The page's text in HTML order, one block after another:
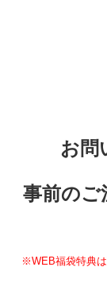
お問
事前のご
※WEB福袋特典